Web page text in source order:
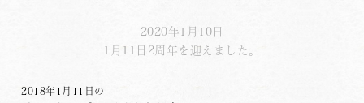
2020年1月10日
1月11日2周年を迎えました。
2018年1月11日の